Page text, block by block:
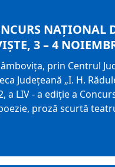
NAŢIONAL
3 – 4
prin Centrul
Judeţeană „I. H.
a LIV - a ediţie a
proză scurtă